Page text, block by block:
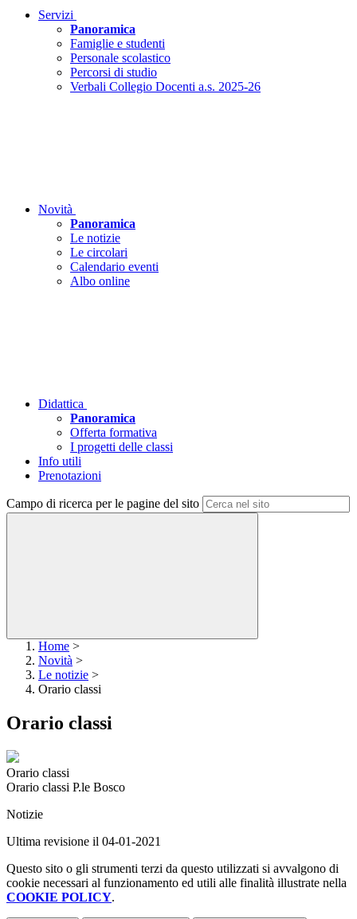
Servizi
Panoramica
Famiglie e studenti
Personale scolastico
Percorsi di studio
Verbali Collegio Docenti a.s. 2025-26
Novità
Panoramica
Le notizie
Le circolari
Calendario eventi
Albo online
Didattica
Panoramica
Offerta formativa
I progetti delle classi
Info utili
Prenotazioni
Campo di ricerca per le pagine del sito
Home >
Novità >
Le notizie >
Orario classi
Orario classi
Orario classi
Orario classi P.le Bosco
Notizie
Ultima revisione il 04-01-2021
Questo sito o gli strumenti terzi da questo utilizzati si avvalgono di
cookie necessari al funzionamento ed utili alle finalità illustrate nella
COOKIE POLICY.